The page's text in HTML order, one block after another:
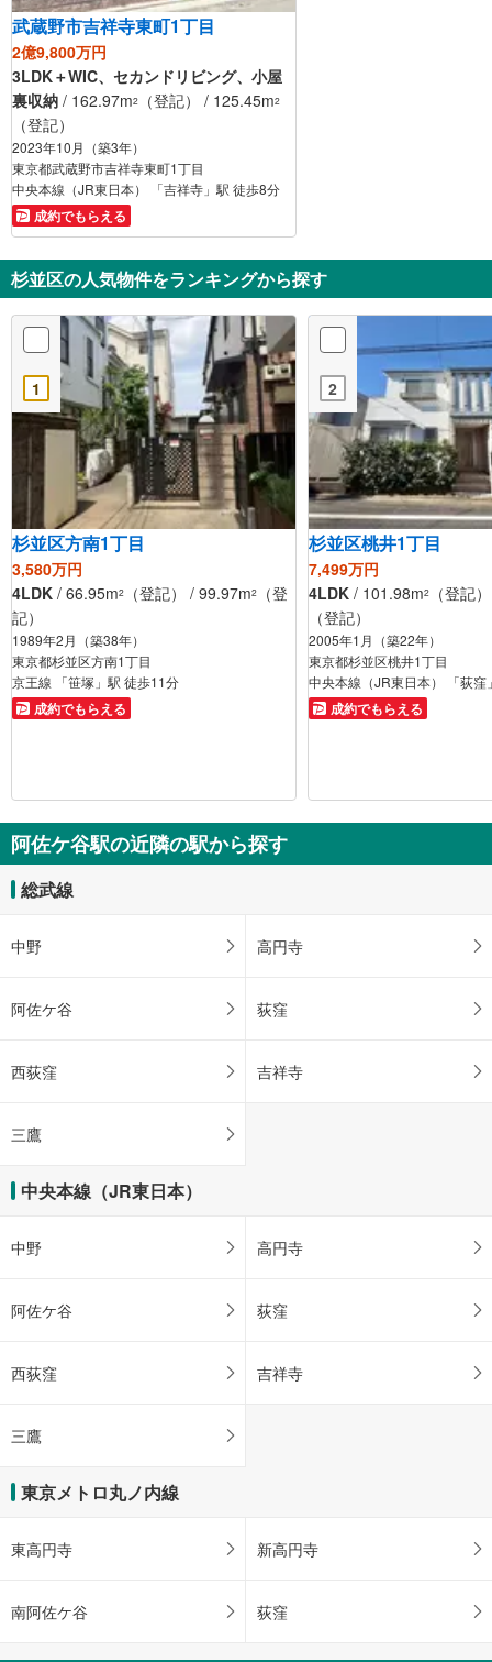
武蔵野市吉祥寺東町1丁目
2億9,800万円
3LDK＋WIC、セカンドリビング、小屋
裏収納 / 162.97m2 （登記） / 125.45m2
（登記）
2023年10月（築3年）
東京都武蔵野市吉祥寺東町1丁目
中央本線（JR東日本） 「吉祥寺」駅 徒歩8分
成約でもらえる
杉並区の人気物件をランキングから探す
1
杉並区方南1丁目
3,580万円
4LDK / 66.95m2 （登記） / 99.97m2
（登
記）
1989年2月（築38年）
東京都杉並区方南1丁目
京王線 「笹塚」駅 徒歩11分
成約でもらえる
2
杉並区桃井1丁目
7,499万円
4LDK / 101.98m2
（登記
（登記）
2005年1月（築22年）
東京都杉並区桃井1丁目
中央本線（JR東日本） 「荻窪
成約でもらえる
阿佐ケ谷駅の近隣の駅から探す
総武線
中野 高円寺
阿佐ケ谷 荻窪
西荻窪 吉祥寺
三鷹
中央本線（JR東日本）
中野 高円寺
阿佐ケ谷 荻窪
西荻窪 吉祥寺
三鷹
東京メトロ丸ノ内線
東高円寺 新高円寺
南阿佐ケ谷 荻窪